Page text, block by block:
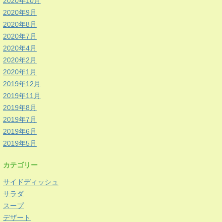
2020年9月
2020年8月
2020年7月
2020年4月
2020年2月
2020年1月
2019年12月
2019年11月
2019年8月
2019年7月
2019年6月
2019年5月
カテゴリー
サイドディッシュ
サラダ
スープ
デザート